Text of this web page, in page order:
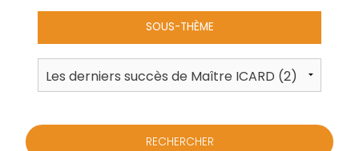
SOUS-THÈME